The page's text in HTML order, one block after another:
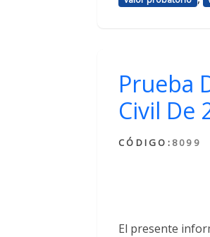
Prueba
Civil De
CÓDIGO: 8099
El presente